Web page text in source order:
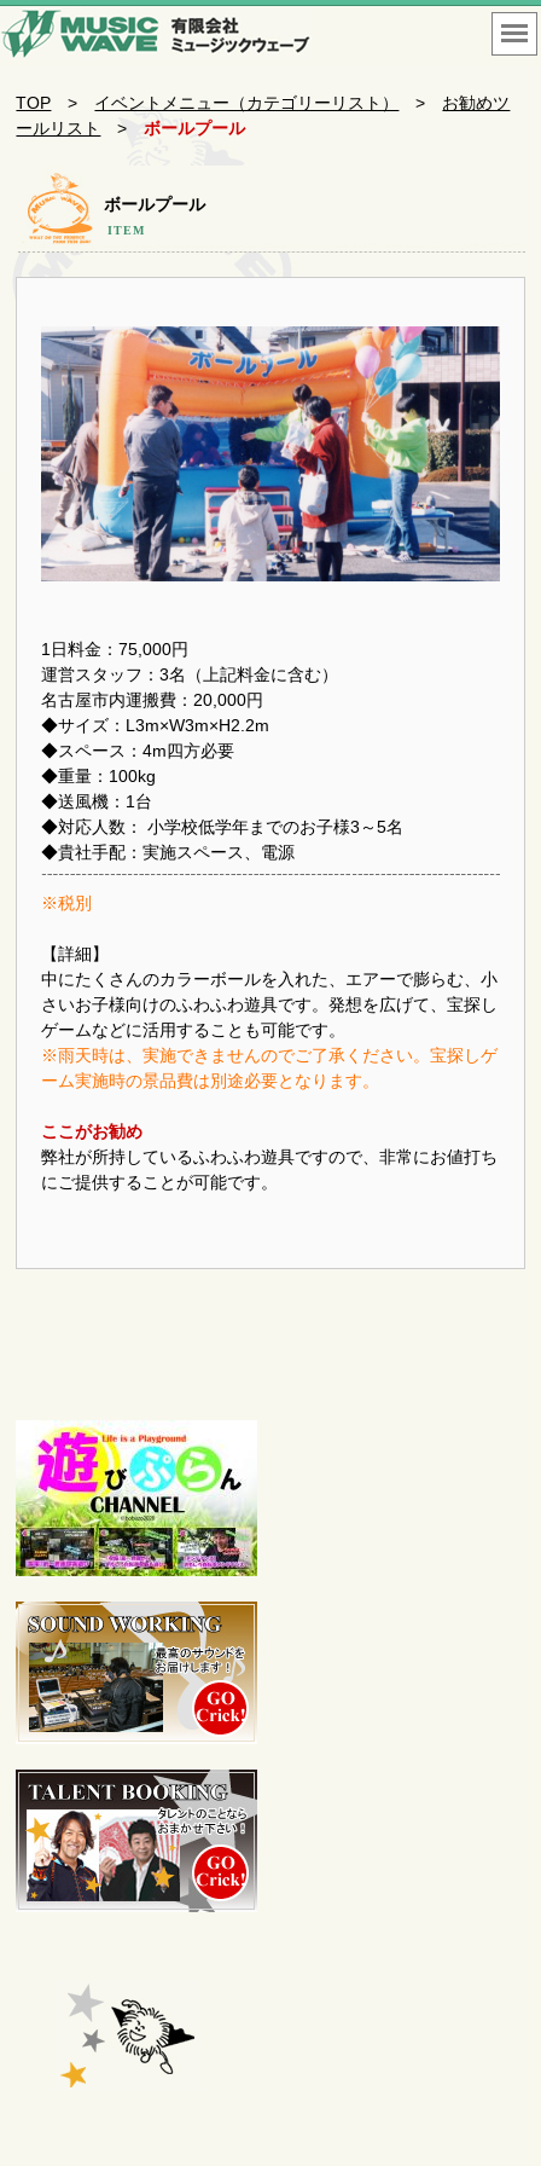
TOP > イベントメニュー（カテゴリーリスト） > お勧めツ
ールリスト
>ボールプール
ボールプール
ITEM
1日料金：75,000円
運営スタッフ：3名（上記料金に含む）
名古屋市内運搬費：20,000円
◆サイズ：L3m×W3m×H2.2m
◆スペース：4m四方必要
◆重量：100kg
◆送風機：1台
◆対応人数： 小学校低学年までのお子様3～5名
◆貴社手配：実施スペース、電源
※税別
【詳細】
中にたくさんのカラーボールを入れた、エアーで膨らむ、小
さいお子様向けのふわふわ遊具です。発想を広げて、宝探し
ゲームなどに活用することも可能です。
※雨天時は、実施できませんのでご了承ください。宝探しゲ
ーム実施時の景品費は別途必要となります。
ここがお勧め
弊社が所持しているふわふわ遊具ですので、非常にお値打ち
にご提供することが可能です。